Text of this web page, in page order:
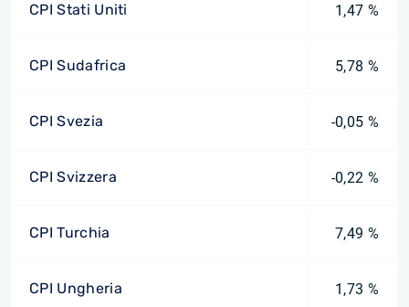
CPI Stati Uniti 1,47 %
CPI Sudafrica 5,78 %
CPI Svezia -0,05 %
CPI Svizzera -0,22 %
CPI Turchia 7,49 %
CPI Ungheria 1,73 %